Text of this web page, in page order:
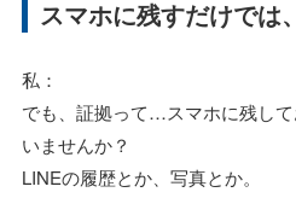
スマホに残すだけでは
私：
でも、証拠って…スマホに残し
いませんか？
LINEの履歴とか、写真とか。